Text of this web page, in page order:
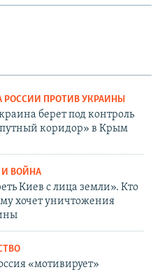
РОССИИ ПРОТИВ УКРАИНЫ
берет под контроль
коридор» в Крым
ВОЙНА
Киев с лица земли». Кто
хочет уничтожения
«мотивирует»